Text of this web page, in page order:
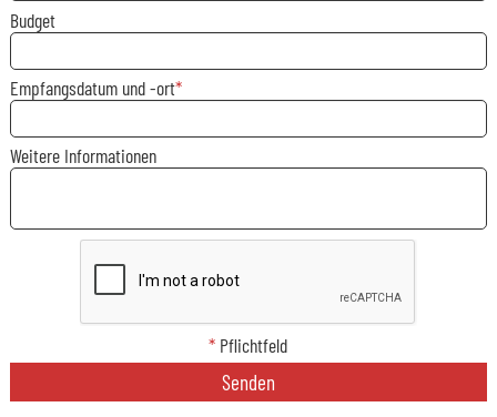
Budget
Empfangsdatum und -ort
Weitere Informationen
* Pflichtfeld
Senden